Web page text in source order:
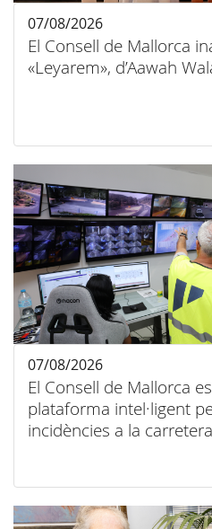
El Consell de Mallorca
«Leyarem», d’Aawah
07/08/2026
El Consell de Mallorca
plataforma intel·ligent
incidències a la carretera
07/08/2026